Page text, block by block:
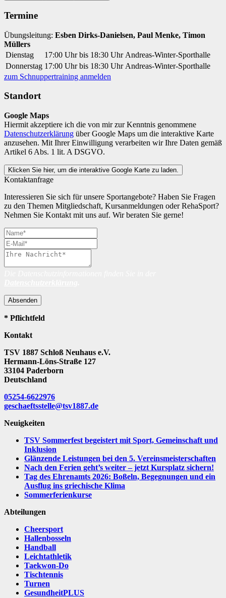
Termine
Übungsleitung: Esben Dirks-Danielsen, Paul Menke, Timon
Müllers
Dienstag
17:00 Uhr bis 18:30 Uhr Andreas-Winter-Sporthalle
Donnerstag 17:00 Uhr bis 18:30 Uhr Andreas-Winter-Sporthalle
zum Schnuppertraining anmelden
Standort
Google Maps
Hiermit akzeptiere ich die von mir zur Kenntnis genommene
Datenschutzerklärung über Google Maps um die interaktive Karte
anzusehen. Mit Ihrer Einwilligung verarbeiten wir Ihre Daten gemäß
Artikel 6 Abs. 1 lit. A DSGVO.
Klicken Sie hier, um die interaktive Google Karte zu laden.
Kontaktanfrage
Interessieren Sie sich für unsere Sportangebote? Haben Sie Fragen
zu den Themen Mitgliedschaft, Kursanmeldungen oder RehaSport?
Nehmen Sie Kontakt mit uns auf. Wir beraten Sie gerne!
Absenden
* Pflichtfeld
Kontakt
TSV 1887 Schloß Neuhaus e.V.
Hermann-Löns-Straße 127
33104 Paderborn
Deutschland
05254-6622976
geschaeftsstelle@tsv1887.de
Neuigkeiten
TSV Sommerfest begeistert mit Sport, Gemeinschaft und
Inklusion
Glänzende Leistungen bei den 5. Vereinsmeisterschaften
Nach den Ferien geht’s weiter – jetzt Kursplatz sichern!
Tag des Ehrenamts 2026: Boßeln, Begegnungen und ein
Ausflug ins griechische Klima
Sommerferienkurse
Abteilungen
Cheersport
Hallenbosseln
Handball
Leichtathletik
Taekwon-Do
Tischtennis
Turnen
GesundheitPLUS